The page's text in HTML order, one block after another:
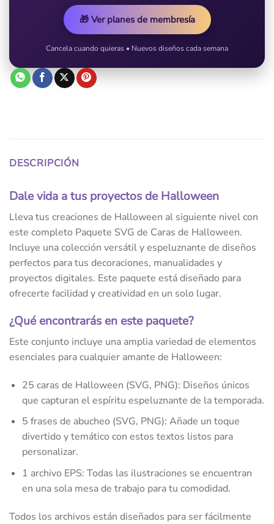
🎁 Ver planes de membresía
Cancela cuando quieras • Nuevos diseños cada semana
DESCRIPCIÓN
Dale vida a tus proyectos de Halloween
Lleva tus creaciones de Halloween al siguiente nivel con
este completo Paquete SVG de Caras de Halloween.
Incluye una colección versátil y espeluznante de diseños
perfectos para tus decoraciones, manualidades y
proyectos digitales. Este paquete está diseñado para
ofrecerte facilidad y creatividad en un solo lugar.
¿Qué encontrarás en este paquete?
Este conjunto incluye una amplia variedad de elementos
esenciales para cualquier amante de Halloween:
25 caras de Halloween (SVG, PNG): Diseños únicos
que capturan el espíritu espeluznante de la temporada.
5 frases de abucheo (SVG, PNG): Añade un toque
divertido y temático con estos textos listos para
personalizar.
1 archivo EPS: Todas las ilustraciones se encuentran
en una sola mesa de trabajo para tu comodidad.
Todos los archivos están diseñados para ser fácilmente